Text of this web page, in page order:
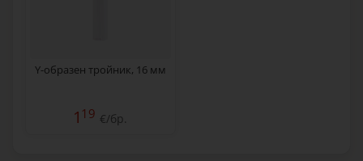
Y-образен тройник, 16 мм
1 19 €/бр.